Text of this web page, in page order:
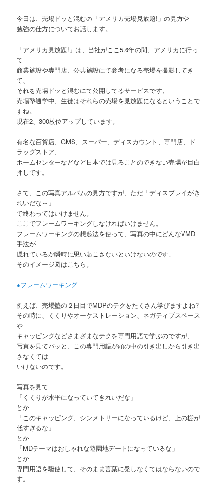
今日は、売場ドッと混むの「アメリカ売場見放題!」の見方や
勉強の仕方についてお話します。
「アメリカ見放題!」は、当社がここ5.6年の間、アメリカに行っ
て
商業施設や専門店、公共施設にて参考になる売場を撮影してき
て、
それを売場ドッと混むにて公開してるサービスです。
売場塾通学中、生徒はそれらの売場を見放題になるということで
すね。
現在2、300枚位アップしています。
有名な百貨店、GMS、スーパー、ディスカウント、専門店、ド
ラッグストア、
ホームセンターなどなど日本では見ることのできない売場が目白
押しです。
さて、この写真アルバムの見方ですが、ただ「ディスプレイがき
れいだな～」
で終わってはいけません。
ここでフレームワーキングしなければいけません。
フレームワーキングの想起法を使って、写真の中にどんなVMD
手法が
隠れているか瞬時に思い起こさないといけないのです。
そのイメージ図はこちら。
●フレームワーキング
例えば、売場塾の２日目でMDPのテクをたくさん学びますよね?
その時に、くくりやオーケストレーション、ネガティブスペース
や
キャッピングなどさまざまなテクを専門用語で学ぶのですが、
写真を見てバッと、この専門用語が頭の中の引き出しから引き出
さなくては
いけないのです。
写真を見て
「くくりが水平になっていてきれいだな」
とか
「このキャッピング、シンメトリーになっているけど、上の棚が
低すぎるな」
とか
「MDテーマはおしゃれな遊園地デートになっているな」
とか
専門用語を駆使して、そのまま言葉に発しなくてはならないので
す。